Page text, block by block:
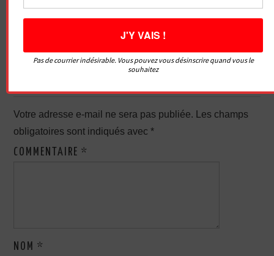
Navigation
articles
Votre adresse e-mail ne sera pas publiée.
Les champs
obligatoires sont indiqués avec*
COMMENTAIRE*
NOM*
Pas de courrier indésirable. Vous pouvez vous désinscrire quand vous le
souhaitez